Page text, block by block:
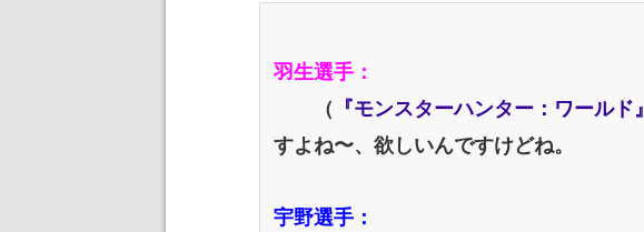
羽生選手：
（ 『モンスターハンター：ワールド』
すよね〜、欲しいんですけどね。
宇野選手：